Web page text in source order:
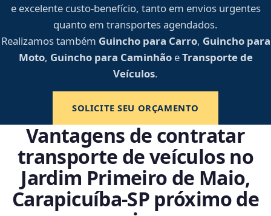
e excelente custo-benefício, tanto em envios urgentes
quanto em transportes agendados.
Realizamos também Guincho para Carro, Guincho para
Moto, Guincho para CaminhãoeTransporte de
Veículos.
SOLICITE SEU ORÇAMENTO
Vantagens de contratar
transporte de veículos no
Jardim Primeiro de Maio,
Carapicuíba‑SP próximo de